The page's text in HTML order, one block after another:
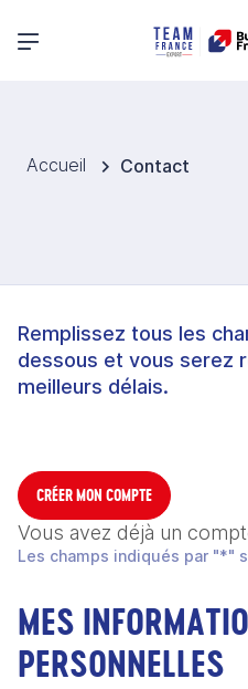
Menu principal
Accueil Contact
Remplissez tous les
dessous et vous serez
meilleurs délais.
CRÉER MON COMPTE
Vous avez déjà un
Les champs indiqués par "*"
MES
PERSONNELLES